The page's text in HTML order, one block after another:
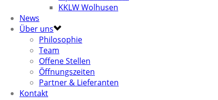
KKLW Wolhusen
News
Über uns
Philosophie
Team
Offene Stellen
Öffnungszeiten
Partner & Lieferanten
Kontakt